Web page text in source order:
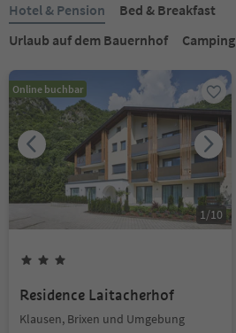
Hotel & Pension
Bed & Breakfast
Urlaub auf dem Bauernhof
Camping
Online buchbar
1/10
Residence Laitacherhof
Klausen, Brixen und Umgebung